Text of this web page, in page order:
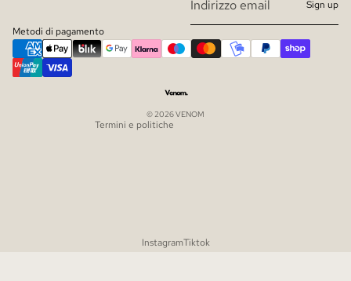
Sign up
Metodi di pagamento
© 2026VENOM
Termini e politiche
Informativa sui rimborsi
Informativa sulla privacy
Termini e condizioni del servizio
InstagramTiktok